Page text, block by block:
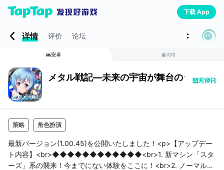
下载 App
详情 评价 论坛
安卓 iOS
メタル戦記―未来の宇宙が舞台のシューテ
策略 角色扮演
最新バージョン(1.00.45)を公開いたしました！<p>【アップデー
ト内容】<br>◆◆◆◆◆◆◆◆◆◆◆◆<br>1. 新マシン「スタ
ーズ」系の襲来！今までにない体験をここに！<br>2. ノーマルス